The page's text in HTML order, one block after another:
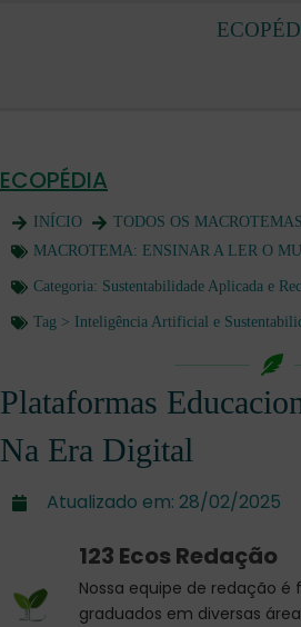
ECOPÉDIA
INÍCIO
TODOS OS MACROTEMAS
MACROTEMA: ENSINAR A LER O
Categoria: Sustentabilidade Aplicada e
Tag > Inteligência Artificial e
Plataformas
Na Era Digital
Atualizado em: 28/02/2025
123 Ecos Redação
Nossa equipe de redação
graduados em diversas